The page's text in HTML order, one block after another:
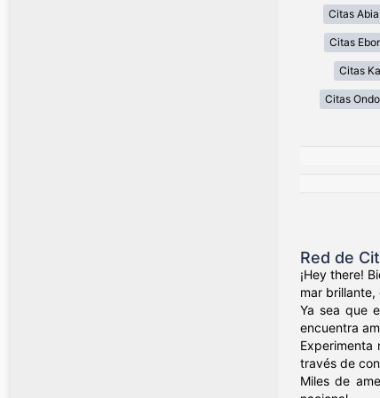
Citas Abia
Citas
Citas
Citas
Red de
¡Hey there!
mar brillante,
Ya sea que
encuentra
través de
Miles de